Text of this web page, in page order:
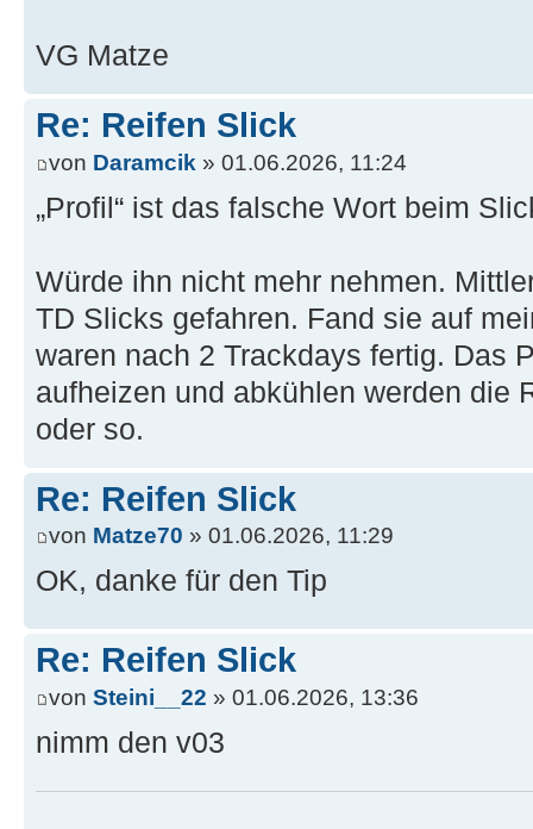
VG Matze
Re: Reifen Slick
von Daramcik » 01.06.2026, 11:24
„Profil“ ist das falsche Wort beim
Würde ihn nicht mehr nehmen.
TD Slicks gefahren. Fand sie auf
waren nach 2 Trackdays fertig. Das
aufheizen und abkühlen werden die
oder so.
Re: Reifen Slick
von Matze70 » 01.06.2026, 11:29
OK, danke für den Tip
Re: Reifen Slick
von Steini__22 » 01.06.2026, 13:36
nimm den v03